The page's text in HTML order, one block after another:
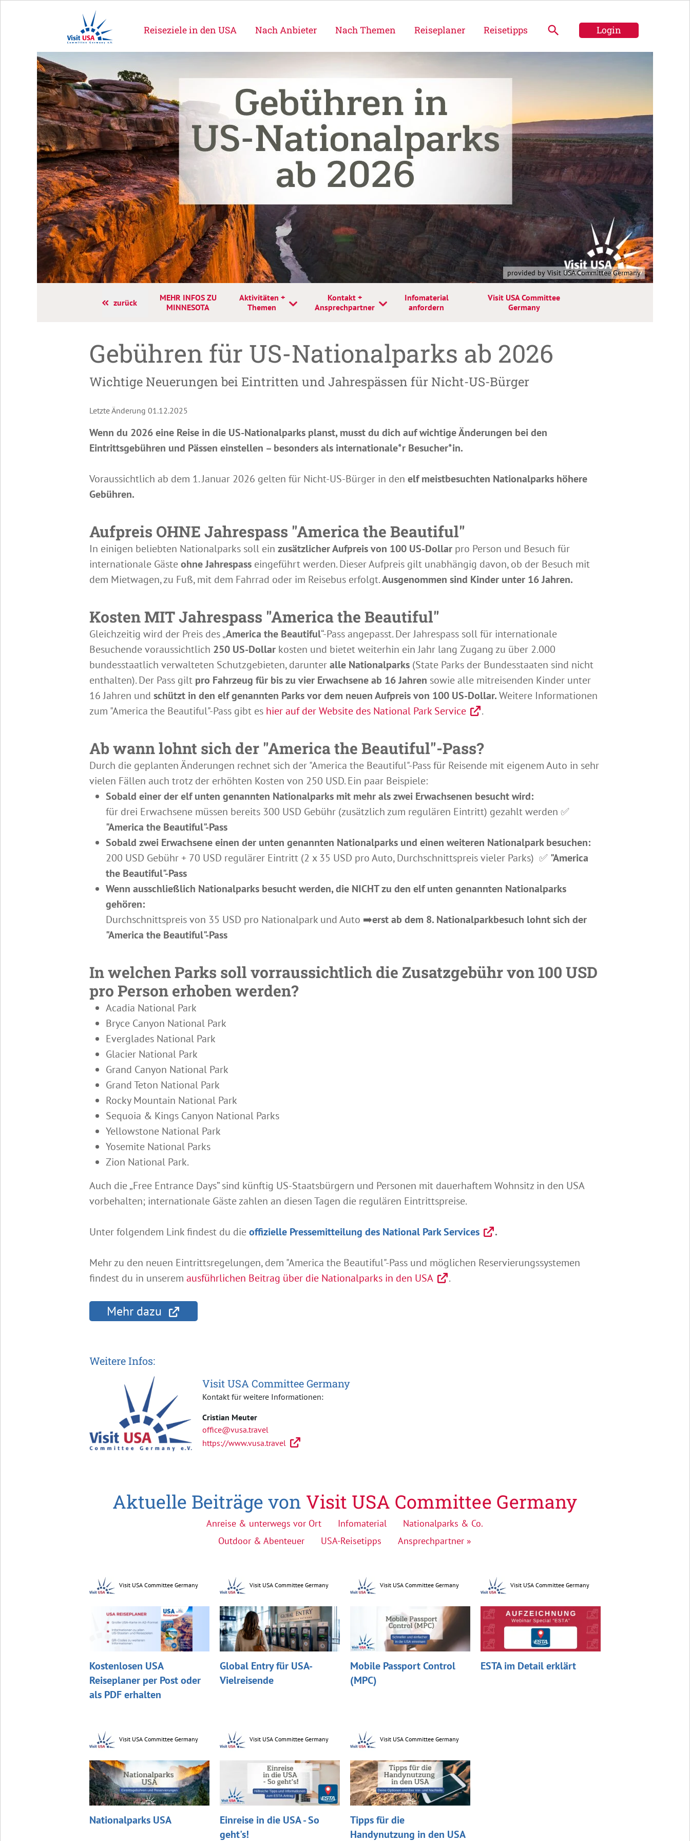
Reiseziele in den USA Nach Anbieter Nach Themen Reiseplaner Reisetipps Login
provided by Visit USA Committee Germany
zurück
MEHR INFOS ZU
MINNESOTA
Aktivitäten +
Themen
Kontakt +
Ansprechpartner
Infomaterial
anfordern
Visit USA Committee
Germany
Gebühren für US-Nationalparks ab 2026
Wichtige Neuerungen bei Eintritten und Jahrespässen für Nicht-US-Bürger
Letzte Änderung 01.12.2025
Wenn du 2026 eine Reise in die US-Nationalparks planst, musst du dich auf wichtige Änderungen bei den
Eintrittsgebühren und Pässen einstellen – besonders als internationale*r Besucher*in.
Voraussichtlich ab dem 1. Januar 2026 gelten für Nicht-US-Bürger in den elf meistbesuchten Nationalparks höhere
Gebühren.
Aufpreis OHNE Jahrespass "America the Beautiful"
In einigen beliebten Nationalparks soll ein zusätzlicher Aufpreis von 100 US-Dollarpro Person und Besuch für
internationale Gästeohne Jahrespasseingeführt werden. Dieser Aufpreis gilt unabhängig davon, ob der Besuch mit
dem Mietwagen, zu Fuß, mit dem Fahrrad oder im Reisebus erfolgt.Ausgenommen sind Kinder unter 16 Jahren.
Kosten MIT Jahrespass "America the Beautiful"
Gleichzeitig wird der Preis des „America the Beautiful“-Pass angepasst. Der Jahrespass soll für internationale
Besuchende voraussichtlich 250 US-Dollarkosten und bietet weiterhin ein Jahr lang Zugang zu über 2.000
bundesstaatlich verwalteten Schutzgebieten, darunteralle Nationalparks (State Parks der Bundesstaaten sind nicht
enthalten). Der Pass gilt pro Fahrzeug für bis zu vier Erwachsene ab 16 Jahren sowie alle mitreisenden Kinder unter
16 Jahren und schützt in den elf genannten Parks vor dem neuen Aufpreis von 100 US-Dollar.Weitere Informationen
zum "America the Beautiful"-Pass gibt es hier auf der Website des National Park Service .
Ab wann lohnt sich der "America the Beautiful"-Pass?
Durch die geplanten Änderungen rechnet sich der "America the Beautiful"-Pass für Reisende mit eigenem Auto in sehr
vielen Fällen auch trotz der erhöhten Kosten von 250 USD. Ein paar Beispiele:
Sobald einer der elf unten genannten Nationalparks mit mehr als zwei Erwachsenen besucht wird:
für drei Erwachsene müssen bereits 300 USD Gebühr (zusätzlich zum regulären Eintritt) gezahlt werden ✅
"America the Beautiful"-Pass
Sobald zwei Erwachsene einen der unten genannten Nationalparks und einen weiteren Nationalpark besuchen:
200 USD Gebühr + 70 USD regulärer Eintritt (2 x 35 USD pro Auto, Durchschnittspreis vieler Parks) ✅ "America
the Beautiful"-Pass
Wenn ausschließlich Nationalparks besucht werden, die NICHT zu den elf unten genannten Nationalparks
gehören:
Durchschnittspreis von 35 USD pro Nationalpark und Auto ➡️erst ab dem 8. Nationalparkbesuch lohnt sich der
"America the Beautiful"-Pass
In welchen Parks soll vorraussichtlich die Zusatzgebühr von 100 USD
pro Person erhoben werden?
Acadia National Park
Bryce Canyon National Park
Everglades National Park
Glacier National Park
Grand Canyon National Park
Grand Teton National Park
Rocky Mountain National Park
Sequoia & Kings Canyon National Parks
Yellowstone National Park
Yosemite National Parks
Zion National Park.
Auch die „Free Entrance Days” sind künftig US-Staatsbürgern und Personen mit dauerhaftem Wohnsitz in den USA
vorbehalten; internationale Gäste zahlen an diesen Tagen die regulären Eintrittspreise.
Unter folgendem Link findest du dieoffizielle Pressemitteilung des National Park Services .
Mehr zu den neuen Eintrittsregelungen, dem "America the Beautiful"-Pass und möglichen Reservierungssystemen
findest du in unserem ausführlichen Beitrag über die Nationalparks in den USA .
Mehr dazu
Weitere Infos:
Visit USA Committee Germany
Kontakt für weitere Informationen:
Cristian Meuter
office@vusa.travel
https://www.vusa.travel
Aktuelle Beiträge von Visit USA Committee Germany
Anreise & unterwegs vor Ort Infomaterial
Nationalparks & Co.
Outdoor & Abenteuer
USA-Reisetipps Ansprechpartner »
Visit USA Committee Germany
Kostenlosen USA
Reiseplaner per Post oder
als PDF erhalten
Visit USA Committee Germany
Global Entry für USA-
Vielreisende
Visit USA Committee Germany
Mobile Passport Control
(MPC)
Visit USA Committee Germany
ESTA im Detail erklärt
Visit USA Committee Germany
Nationalparks USA
Visit USA Committee Germany
Einreise in die USA - So
geht's!
Visit USA Committee Germany
Tipps für die
Handynutzung in den USA